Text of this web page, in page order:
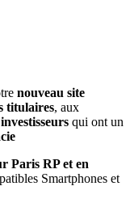
nouveau site
titulaires, aux
qui ont un
Paris RP et en
Smartphones et